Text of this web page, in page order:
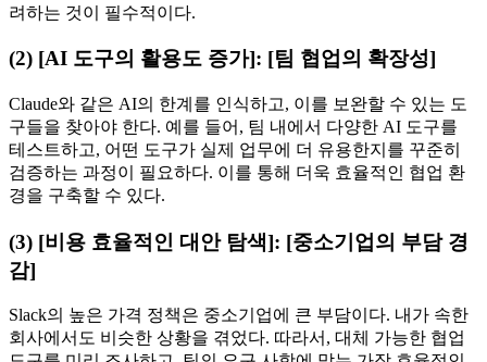
려하는 것이 필수적이다.
(2) [AI 도구의 활용도 증가]: [팀 협업의 확장성]
Claude와 같은 AI의 한계를 인식하고, 이를 보완할 수 있는 도
구들을 찾아야 한다. 예를 들어, 팀 내에서 다양한 AI 도구를
테스트하고, 어떤 도구가 실제 업무에 더 유용한지를 꾸준히
검증하는 과정이 필요하다. 이를 통해 더욱 효율적인 협업 환
경을 구축할 수 있다.
(3) [비용 효율적인 대안 탐색]: [중소기업의 부담 경
감]
Slack의 높은 가격 정책은 중소기업에 큰 부담이다. 내가 속한
회사에서도 비슷한 상황을 겪었다. 따라서, 대체 가능한 협업